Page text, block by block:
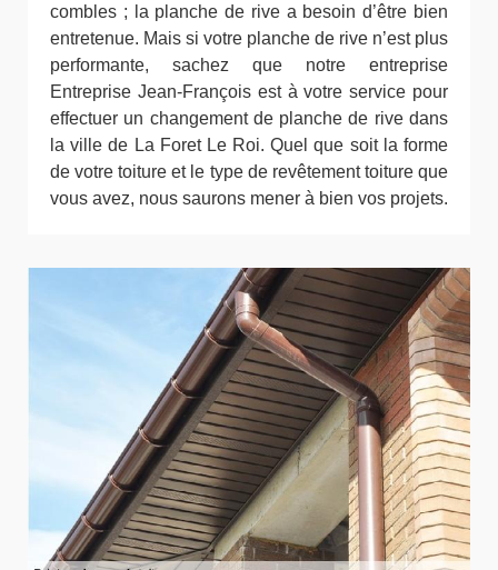
combles ; la planche de rive a besoin d’être bien
entretenue. Mais si votre planche de rive n’est plus
performante, sachez que notre entreprise
Entreprise Jean-François est à votre service pour
effectuer un changement de planche de rive dans
la ville de La Foret Le Roi. Quel que soit la forme
de votre toiture et le type de revêtement toiture que
vous avez, nous saurons mener à bien vos projets.